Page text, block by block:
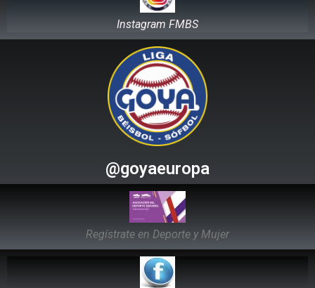
Instagram FMBS
@goyaeuropa
Regístrate en Deporte y Mujer